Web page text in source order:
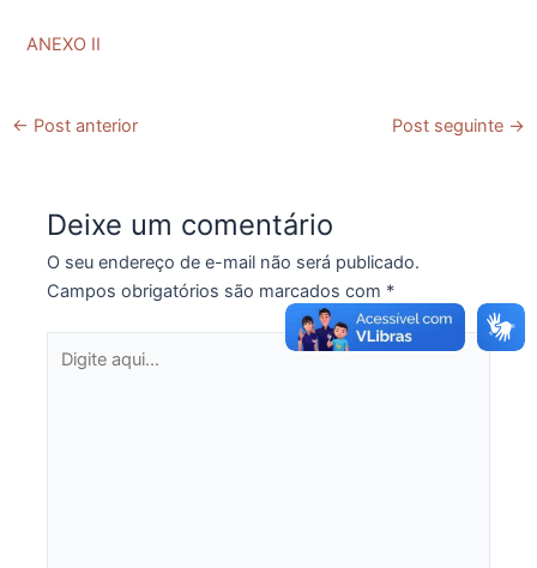
ANEXO II
← Post anterior Post seguinte →
Deixe um comentário
O seu endereço de e-mail não será publicado.
Campos obrigatórios são marcados com *
aqui...